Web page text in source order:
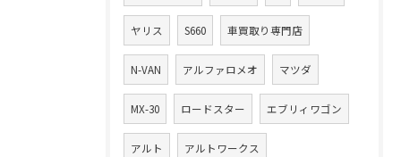
ヤリス S660 車買取り専門店
N-VAN アルファロメオ マツダ
MX-30 ロードスター エブリィワゴン
アルト アルトワークス